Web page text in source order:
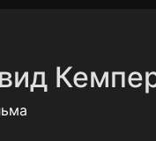
каналы Контакты